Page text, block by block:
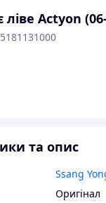
Actyon
та опис
Ssang
Оригінал